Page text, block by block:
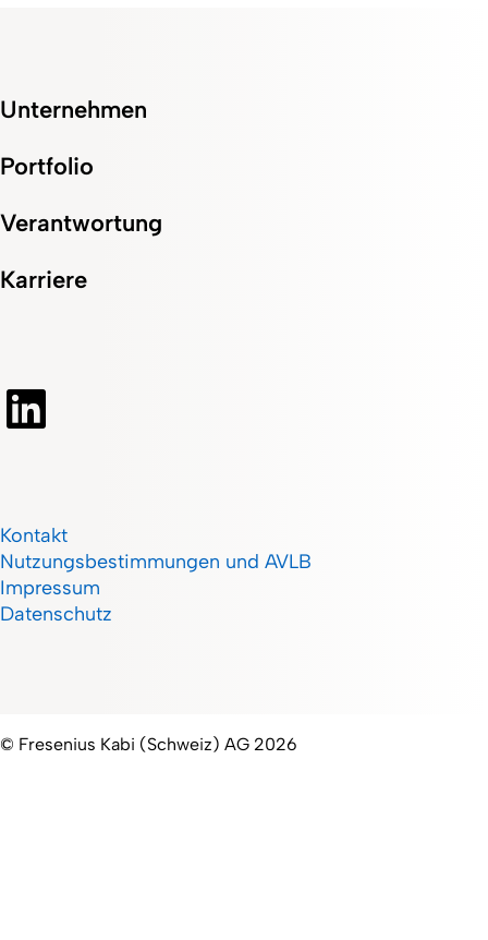
Unternehmen
Portfolio
Verantwortung
Karriere
Kontakt
Nutzungsbestimmungen und AVLB
Impressum
Datenschutz
© Fresenius Kabi (Schweiz) AG 2026